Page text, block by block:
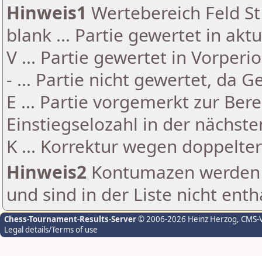
Hinweis1 Wertebereich Feld
blank ... Partie gewertet in
V ... Partie gewertet in
- ... Partie nicht gewertet, da
E ... Partie vorgemerkt zur
Einstiegselozahl in der
K ... Korrektur wegen
Hinweis2 Kontumazen
und sind in der Liste nicht
Chess-Tournament-Results-Server© 2006-2026 Heinz Herzog,
Legal details/Terms of use